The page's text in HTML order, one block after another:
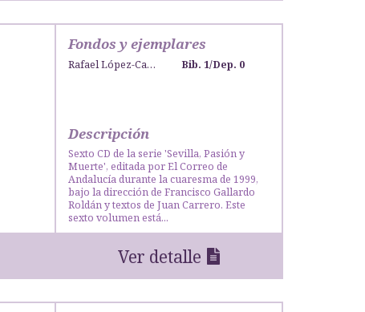
Fondos y ejemplares
Rafael López-Campos Bodineau Bib. 1/Dep. 0
Descripción
Sexto CD de la serie 'Sevilla, Pasión y
Muerte', editada por El Correo de
Andalucía durante la cuaresma de 1999,
bajo la dirección de Francisco Gallardo
Roldán y textos de Juan Carrero. Este
sexto volumen está...
Ver detalle